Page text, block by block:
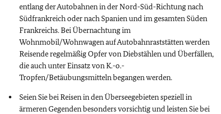
entlang der Autobahnen in der Nord-Süd-Richtung nach
Südfrankreich oder nach Spanien und im gesamten Süden
Frankreichs. Bei Übernachtung im
Wohnmobil/Wohnwagen auf Autobahnraststätten werden
Reisende regelmäßig Opfer von Diebstählen und Überfällen,
die auch unter Einsatz von K.-o.-
Tropfen/Betäubungsmitteln begangen werden.
Seien Sie bei Reisen in den Überseegebieten speziell in
ärmeren Gegenden besonders vorsichtig und leisten Sie bei